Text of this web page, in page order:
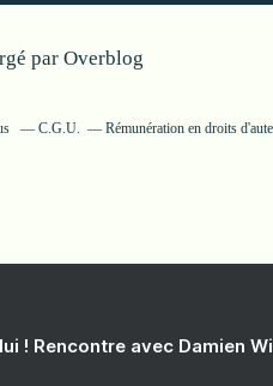
par Overblog
C.G.U. Rémunération en droits
! Rencontre avec Damien